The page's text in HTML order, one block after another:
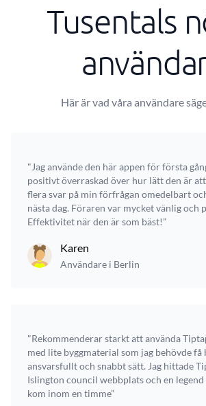
Tusentals
Här är vad våra användare
"Jag använde den här appen för första
positivt överraskad över hur lätt den är
flera svar på min förfrågan omedelbart
nästa dag. Föraren var mycket vänlig och
Effektivitet när den är som bäst!”
Karen
Användare i Berlin
"Rekommenderar starkt att använda
med lite byggmaterial som jag behövde få
ansvarsfullt och snabbt sätt. Jag hittade
Islington council webbplats och en legend
kom inom en timme”